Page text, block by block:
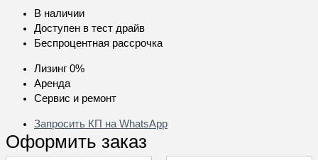
В наличии
Доступен в тест драйв
Беспроцентная рассрочка
Лизинг 0%
Аренда
Сервис и ремонт
Запросить КП на WhatsApp
Оформить заказ